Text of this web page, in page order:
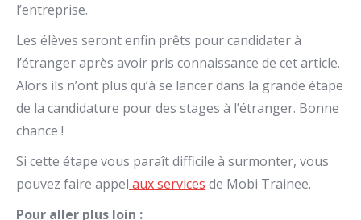
l’entreprise.
Les élèves seront enfin prêts pour candidater à
l’étranger après avoir pris connaissance de cet article.
Alors ils n’ont plus qu’à se lancer dans la grande étape
de la candidature pour des stages à l’étranger. Bonne
chance !
Si cette étape vous paraît difficile à surmonter, vous
pouvez faire appel aux services de Mobi Trainee.
Pour aller plus loin :